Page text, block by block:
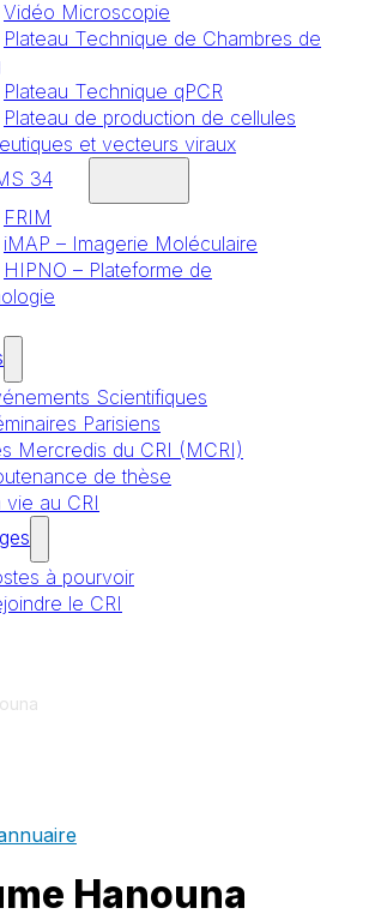
Vidéo Microscopie
Plateau Technique de Chambres de
Plateau Technique qPCR
Plateau de production de cellules
et vecteurs viraux
34
FRIM
iMAP – Imagerie Moléculaire
HIPNO – Plateforme de
Scientifiques
Parisiens
Mercredis du CRI (MCRI)
de thèse
vie au CRI
à pourvoir
le CRI
Hanouna